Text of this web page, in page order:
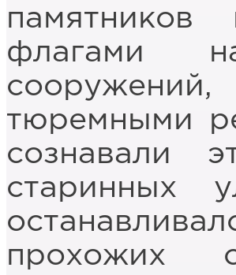
флагами
тюремными
сознавали
старинных
прохожих